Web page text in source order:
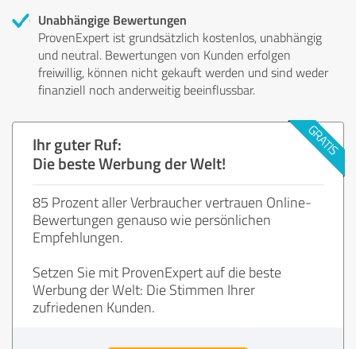
Unabhängige Bewertungen
ProvenExpert ist grundsätzlich kostenlos, unabhängig
und neutral. Bewertungen von Kunden erfolgen
freiwillig, können nicht gekauft werden und sind weder
finanziell noch anderweitig beeinflussbar.
Ihr guter Ruf:
Die beste Werbung der Welt!
85 Prozent aller Verbraucher vertrauen Online-
Bewertungen genauso wie persönlichen
Empfehlungen.
Setzen Sie mit ProvenExpert auf die beste
Werbung der Welt: Die Stimmen Ihrer
zufriedenen Kunden.